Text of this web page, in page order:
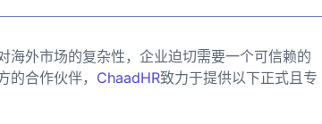
海外市场的复杂性，企业迫切需要一个可信赖的
合作伙伴， ChaadHR致力于提供以下正式且专